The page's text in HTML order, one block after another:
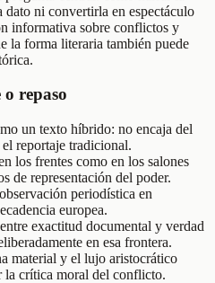
ni convertirla en espectáculo
informativa sobre conflictos y
la forma literaria también puede
repaso
un texto híbrido: no encaja del
reportaje tradicional.
los frentes como en los salones
de representación del poder.
periodística en
europea.
exactitud documental y verdad
en esa frontera.
material y el lujo aristocrático
la crítica moral del conflicto.